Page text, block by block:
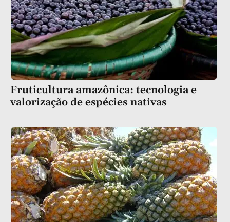
Fruticultura amazônica: tecnologia e
valorização de espécies nativas